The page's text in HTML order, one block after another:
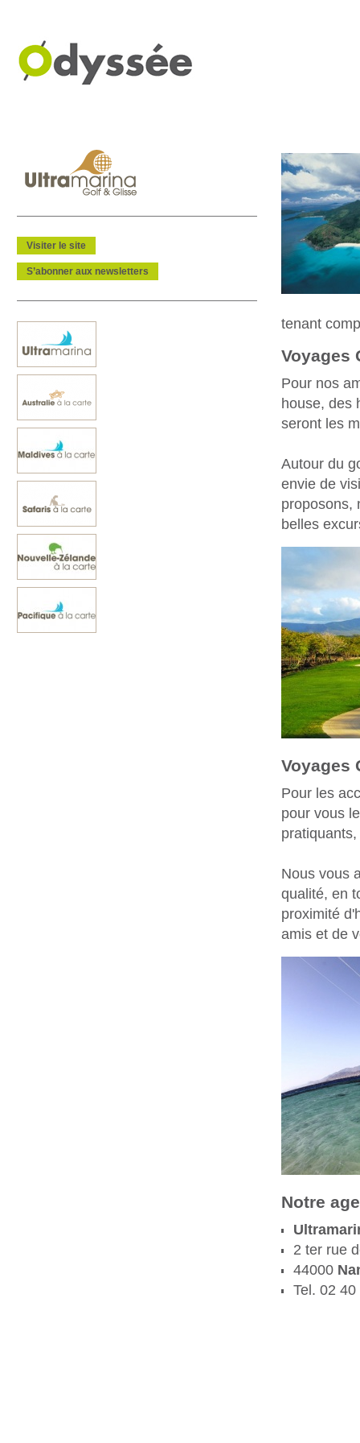
Visiter le site
S’abonner aux newsletters
tenant
Voyages
Pour nos
house, des
seront les
Autour du
envie de
proposons,
belles
Voyages
Pour les
pour vous
Nous vous
qualité, en
proximité
amis et de
Notre
2 ter rue
44000
Tel. 02